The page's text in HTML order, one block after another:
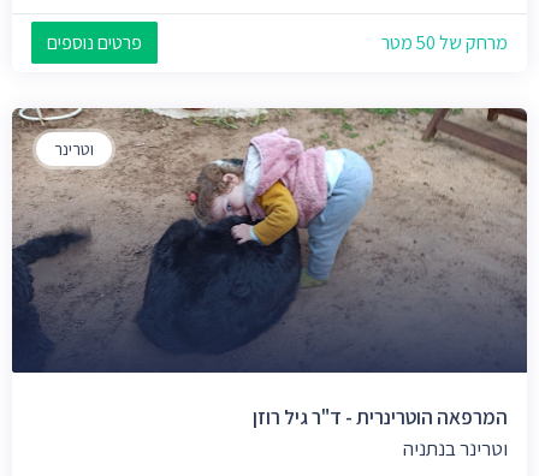
מרחק של 50 מטר פרטים נוספים
וטרינר
המרפאה הוטרינרית - ד"ר גיל רוזן
וטרינר בנתניה